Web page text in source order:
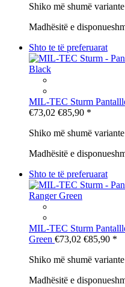
Shiko më shumë variante
Madhësitë e
Shto te të preferuarat
MIL-TEC Sturm
€73,02 €85,90 *
Shiko më shumë variante
Madhësitë e
Shto te të preferuarat
MIL-TEC Sturm
Green €73,02 €85,90 *
Shiko më shumë variante
Madhësitë e